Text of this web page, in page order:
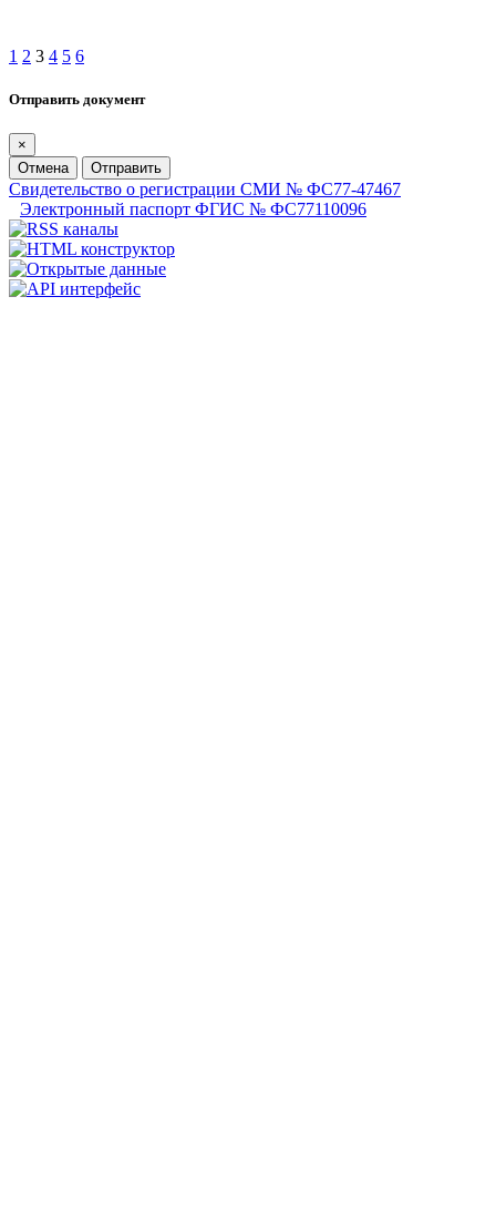
1 2 3 4 5 6
Отправить документ
×
Отмена
Отправить
Свидетельство о регистрации СМИ № ФС77-47467
Электронный паспорт ФГИС № ФС77110096